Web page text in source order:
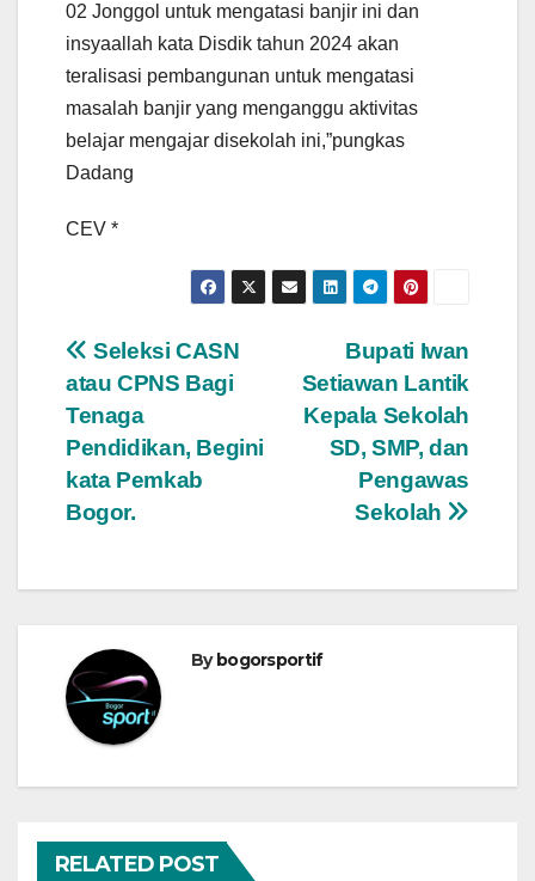
02 Jonggol untuk mengatasi banjir ini dan
insyaallah kata Disdik tahun 2024 akan
teralisasi pembangunan untuk mengatasi
masalah banjir yang menganggu aktivitas
belajar mengajar disekolah ini,”pungkas
Dadang
CEV *
Navigasi
pos
Bupati Iwan
Setiawan Lantik
Kepala Sekolah
SD, SMP, dan
Pengawas
Sekolah
Seleksi CASN
atau CPNS Bagi
Tenaga
Pendidikan, Begini
kata Pemkab
Bogor.
Bybogorsportif
RELATED POST